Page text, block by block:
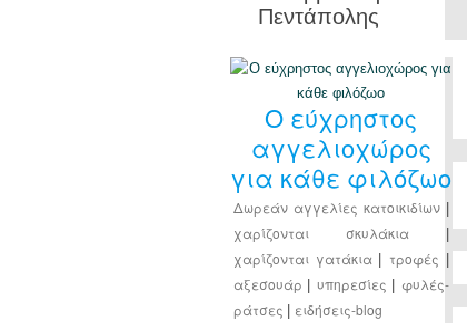
Πεντάπολης
Ο εύχρηστος
αγγελιοχώρος
για κάθε φιλόζωο
Δωρεάν αγγελίες κατοικιδίων
χαρίζονται σκυλάκια
χαρίζονται γατάκια τροφές
αξεσουάρ υπηρεσίες
φυλές-
ράτσες
ειδήσεις-blog